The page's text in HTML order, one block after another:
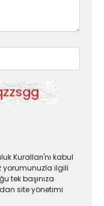
Kuralları'nı kabul
yorumunuzla ilgili
tek başınıza
site yönetimi